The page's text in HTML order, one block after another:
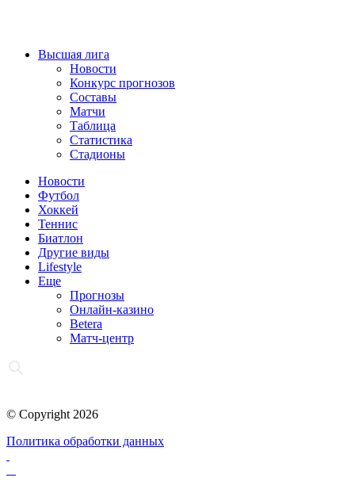
Высшая лига
Новости
Конкурс прогнозов
Составы
Матчи
Таблица
Статистика
Стадионы
Новости
Футбол
Хоккей
Теннис
Биатлон
Другие виды
Lifestyle
Еще
Прогнозы
Онлайн-казино
Betera
Матч-центр
© Copyright 2026
Политика обработки данных